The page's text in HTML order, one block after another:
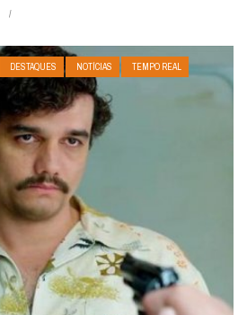
DESTAQUES NOTÍCIAS TEMPO REAL